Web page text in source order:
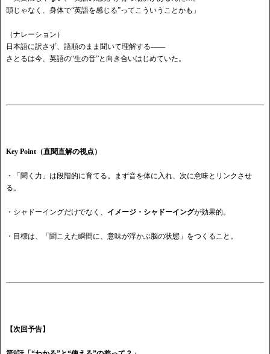
頭じゃなく、身体で“英語を感じる”ってこういうことかも」
（ナレーション）
日本語に訳さず、語順のまま聞いて理解する——
さとるは今、英語の“生の音”と向き合いはじめていた。
Key Point（直聞直解の視点）
・「聞く力」は段階的に育てる。まず音を体に入れ、次に意味とリンクさせ
る。
・シャドーイングだけでなく、 イメージ・シャドーイングが効果的。
・目標は、「聞こえた瞬間に、意味が浮かぶ脳の状態」をつくること。
【次回予告】